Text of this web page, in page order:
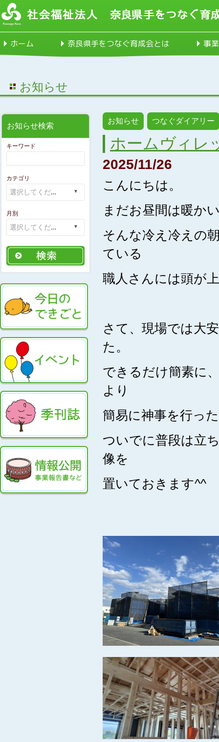
ホーム 奈良県手をつなぐ育成会とは 事
お知らせ
お知らせ検索
キーワード
カテゴリ
月別
お知らせ つなぐダイアリー
ホームヴィレ
2025/11/26
こんにちは。
まだお昼間は暖か
そんな冷え冷えの
ている
職人さんには頭が
さて、現場では大
た。
できるだけ簡素に
より
簡易に神事を行っ
ついでに普段は立
像を
置いておきます^^